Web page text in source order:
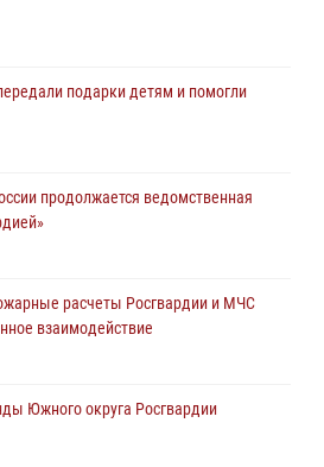
подарки детям и помогли
продолжается ведомственная
расчеты Росгвардии и МЧС
взаимодействие
Южного округа Росгвардии